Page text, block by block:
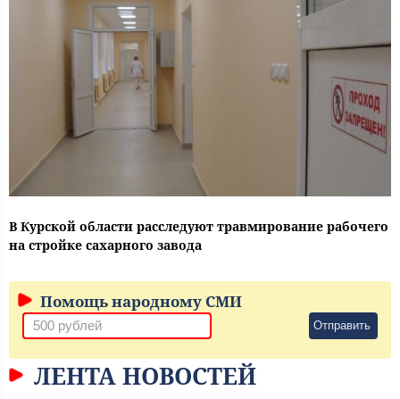
В Курской области расследуют травмирование рабочего
на стройке сахарного завода
Помощь народному СМИ
Отправить
ЛЕНТА НОВОСТЕЙ